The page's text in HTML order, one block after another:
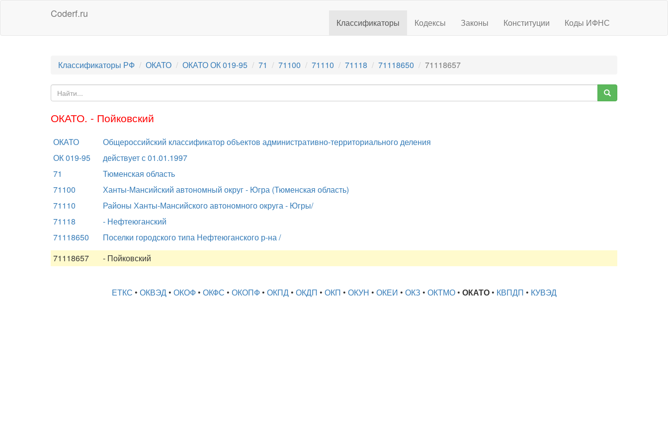
Coderf.ru
Классификаторы Кодексы Законы Конституции Коды ИФНС
Классификаторы РФ ОКАТО ОКАТО ОК 019-95 71 71100 71110 71118 71118650 71118657
ОКАТО. - Пойковский
ОКАТО
Общероссийский классификатор объектов административно-территориального деления
ОК 019-95
действует с 01.01.1997
71
Тюменская область
71100
Ханты-Мансийский автономный округ - Югра (Тюменская область)
71110
Районы Ханты-Мансийского автономного округа - Югры/
71118
- Нефтеюганский
71118650
Поселки городского типа Нефтеюганского р-на /
71118657
- Пойковский
ЕТКС • ОКВЭД• ОКОФ• ОКФС • ОКОПФ• ОКПД• ОКДП • ОКП • ОКУН • ОКЕИ • ОКЗ • ОКТМО• ОКАТО• КВПДП • КУВЭД